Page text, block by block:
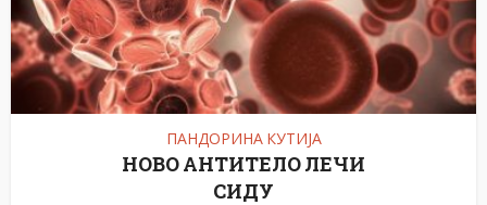
ПАНДОРИНА КУТИЈА
НОВО АНТИТЕЛО ЛЕЧИ
СИДУ